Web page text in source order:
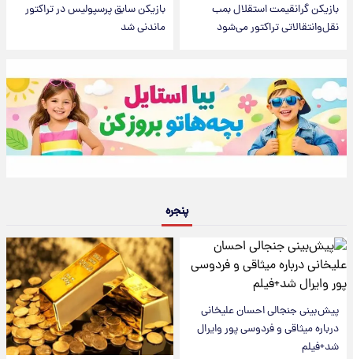
بازیکن گرانقیمت استقلال بمب
نقل‌وانتقالاتی تراکتور می‌شود
بازیکن سابق پرسپولیس در تراکتور
ماندنی شد
پنجره
پیش‌بینی جنجالی احسان علیخانی
درباره میثاقی و فردوسی پور وایرال
شد+فیلم